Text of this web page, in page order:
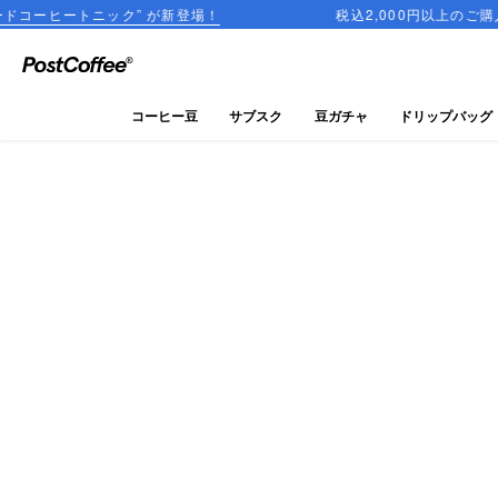
ク” が新登場！ 税込2,000円以上のご購入で送料無料
close
コーヒー豆 サブスク 豆ガチャ ドリップバッグ